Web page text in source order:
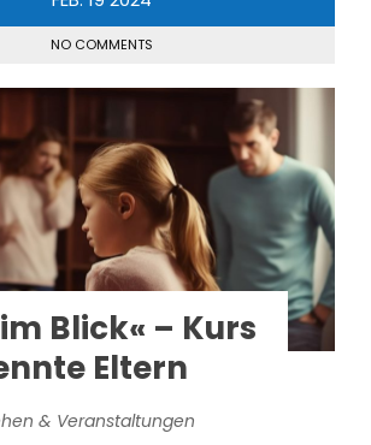
NO COMMENTS
Blick« – Kurs
Eltern
& Veranstaltungen